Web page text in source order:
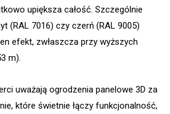
upiększa całość. Szczególnie
(RAL 7016) czy czerń (RAL 9005)
efekt, zwłaszcza przy wyższych
m).
uważają ogrodzenia panelowe 3D za
które świetnie łączy funkcjonalność,